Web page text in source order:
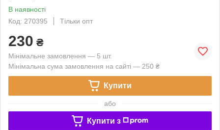
В наявності
Код: 270395
Тільки опт
230 ₴
Мінімальне замовлення — 5 шт.
Мінімальна сума замовлення на сайті — 250 ₴
Купити
або
Купити з